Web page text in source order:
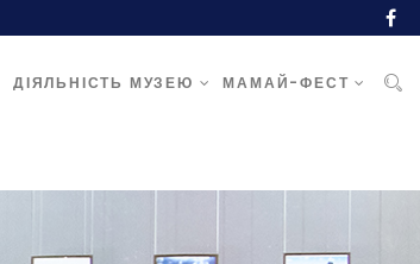
ДІЯЛЬНІСТЬ МУЗЕЮ МАМАЙ-ФЕСТ